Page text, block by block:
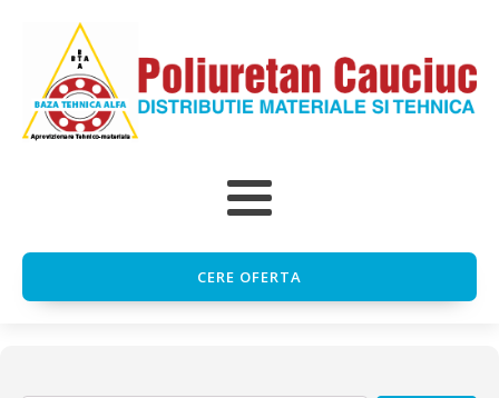
CERE OFERTA